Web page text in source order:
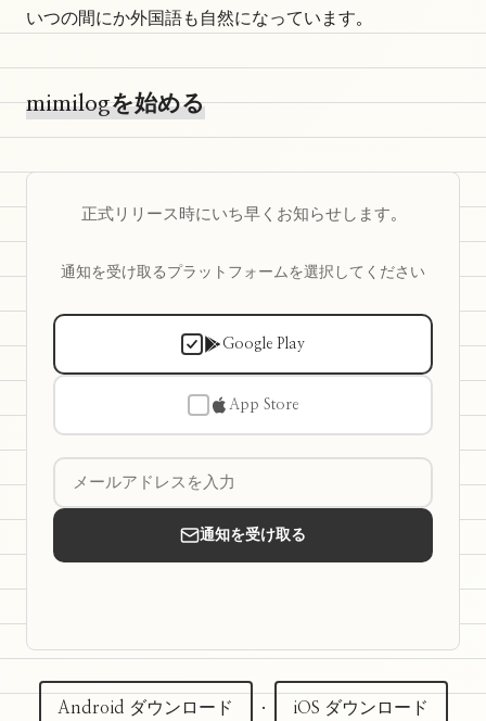
いつの間にか外国語も自然になっています。
mimilogを始める
正式リリース時にいち早くお知らせします。
通知を受け取るプラットフォームを選択してください
Google Play
App Store
通知を受け取る
Android ダウンロード · iOS ダウンロード